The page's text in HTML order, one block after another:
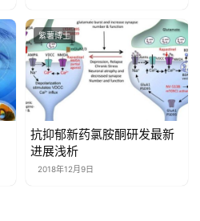
紫薯博士
抗抑郁新药氯胺酮研发最新
进展浅析
2018年12月9日